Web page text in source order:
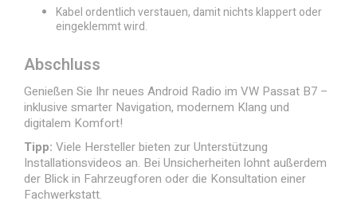
Kabel ordentlich verstauen, damit nichts klappert oder
eingeklemmt wird.
Abschluss
Genießen Sie Ihr neues Android Radio im VW Passat B7 –
inklusive smarter Navigation, modernem Klang und
digitalem Komfort!
Tipp: Viele Hersteller bieten zur Unterstützung
Installationsvideos an. Bei Unsicherheiten lohnt außerdem
der Blick in Fahrzeugforen oder die Konsultation einer
Fachwerkstatt.